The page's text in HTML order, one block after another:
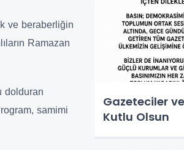
ve beraberliğin
Ramazan
dolduran
samimi
Gazeteciler ve
Kutlu Olsun